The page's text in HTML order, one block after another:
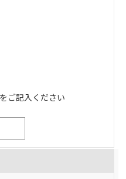
ご記入ください